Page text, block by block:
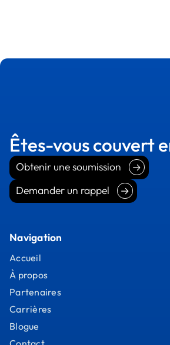
Êtes-vous couvert
Obtenir une soumission
Demander un rappel
Demander un rappel
Navigation
Accueil
À propos
Partenaires
Carrières
Blogue